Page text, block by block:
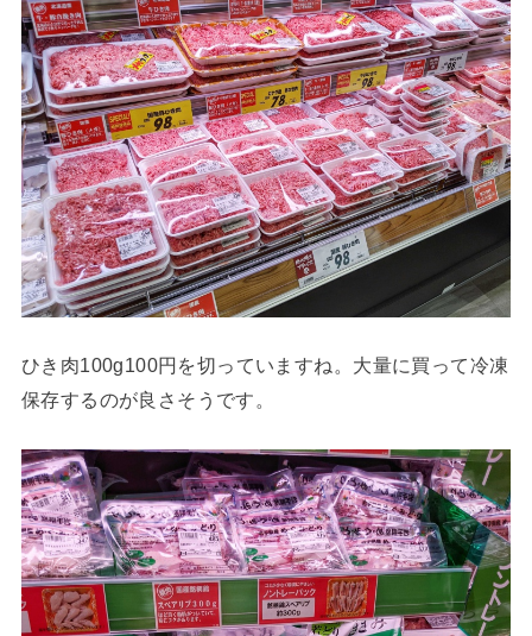
ひき肉100g100円を切っていますね。大量に買って冷凍
保存するのが良さそうです。